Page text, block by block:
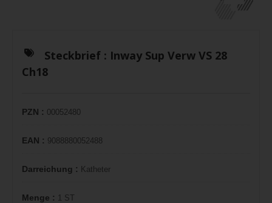
Steckbrief : Inway Sup Verw VS 28
Ch18
PZN : 00052480
EAN : 9088880052488
Darreichung : Katheter
Menge : 1 ST